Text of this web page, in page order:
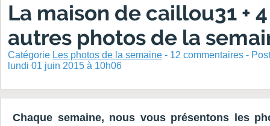
La maison de caillou31 + 4
autres photos de la
Catégorie Les photos de la semaine - 12 commentaires -
lundi 01 juin 2015 à 10h06
Chaque semaine, nous vous présentons les